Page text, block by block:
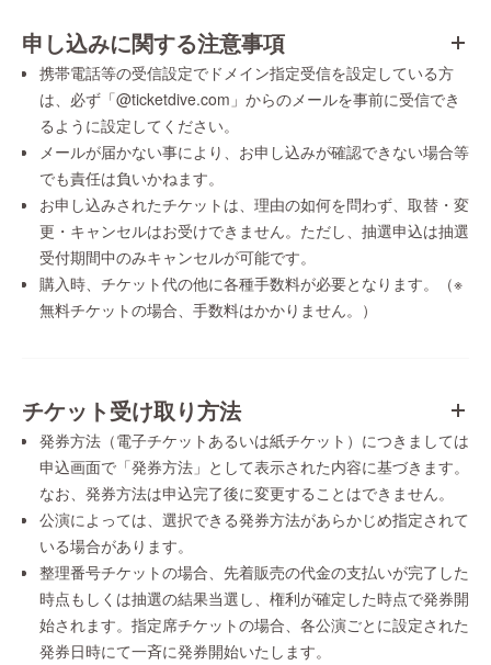
申し込みに関する注意事項
携帯電話等の受信設定でドメイン指定受信を設定している方
は、必ず「@ticketdive.com」からのメールを事前に受信でき
るように設定してください。
メールが届かない事により、お申し込みが確認できない場合等
でも責任は負いかねます。
お申し込みされたチケットは、理由の如何を問わず、取替・変
更・キャンセルはお受けできません。ただし、抽選申込は抽選
受付期間中のみキャンセルが可能です。
購入時、チケット代の他に各種手数料が必要となります。（※
無料チケットの場合、手数料はかかりません。）
チケット受け取り方法
発券方法（電子チケットあるいは紙チケット）につきましては
申込画面で「発券方法」として表示された内容に基づきます。
なお、発券方法は申込完了後に変更することはできません。
公演によっては、選択できる発券方法があらかじめ指定されて
いる場合があります。
整理番号チケットの場合、先着販売の代金の支払いが完了した
時点もしくは抽選の結果当選し、権利が確定した時点で発券開
始されます。指定席チケットの場合、各公演ごとに設定された
発券日時にて一斉に発券開始いたします。